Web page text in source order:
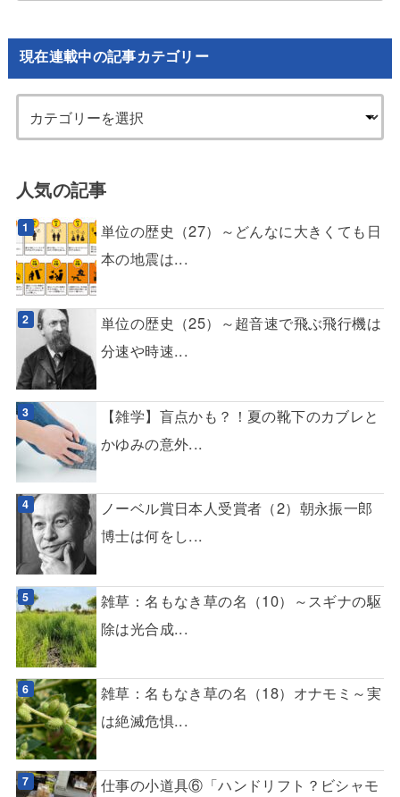
現在連載中の記事カテゴリー
人気の記事
単位の歴史（27）～どんなに大きくても日
本の地震は...
単位の歴史（25）～超音速で飛ぶ飛行機は
分速や時速...
【雑学】盲点かも？！夏の靴下のカブレと
かゆみの意外...
ノーベル賞日本人受賞者（2）朝永振一郎
博士は何をし...
雑草：名もなき草の名（10）～スギナの駆
除は光合成...
雑草：名もなき草の名（18）オナモミ～実
は絶滅危惧...
仕事の小道具⑥「ハンドリフト？ビシャモ